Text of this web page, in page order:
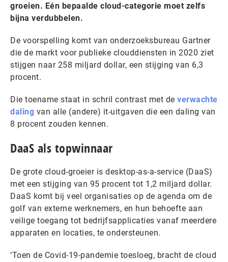
groeien. Eén bepaalde cloud-categorie moet zelfs
bijna verdubbelen.
De voorspelling komt van onderzoeksbureau Gartner
die de markt voor publieke clouddiensten in 2020 ziet
stijgen naar 258 miljard dollar, een stijging van 6,3
procent.
Die toename staat in schril contrast met de verwachte
daling van alle (andere) it-uitgaven die een daling van
8 procent zouden kennen.
DaaS als topwinnaar
De grote cloud-groeier is desktop-as-a-service (DaaS)
met een stijging van 95 procent tot 1,2 miljard dollar.
DaaS komt bij veel organisaties op de agenda om de
golf van externe werknemers, en hun behoefte aan
veilige toegang tot bedrijfsapplicaties vanaf meerdere
apparaten en locaties, te ondersteunen.
‘Toen de Covid-19-pandemie toesloeg, bracht de cloud